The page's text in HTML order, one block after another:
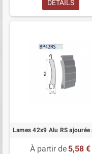
DÉTAILS
À partir de 5,58 €